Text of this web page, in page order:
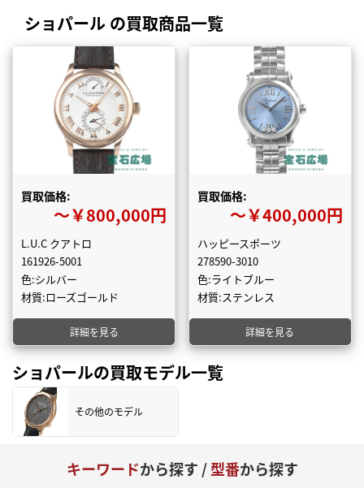
ショパール の買取商品一覧
買取価格:
〜￥800,000円
L.U.C クアトロ
161926-5001
色:シルバー
材質:ローズゴールド
詳細を見る
買取価格:
〜￥400,000円
ハッピースポーツ
278590-3010
色:ライトブルー
材質:ステンレス
詳細を見る
ショパールの買取モデル一覧
その他のモデル
キーワードから探す /型番から探す